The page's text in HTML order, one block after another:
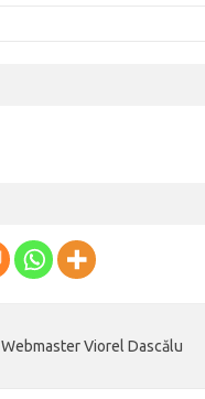
Webmaster Viorel Dascălu